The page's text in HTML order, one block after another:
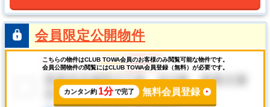
会員限定公開物件
こちらの物件はCLUB TOWA会員のお客様のみ閲覧可能な物件です。
会員公開物件の閲覧にはCLUB TOWA会員登録（無料）が必要です。
カンタン約 1分で完了 無料会員登録